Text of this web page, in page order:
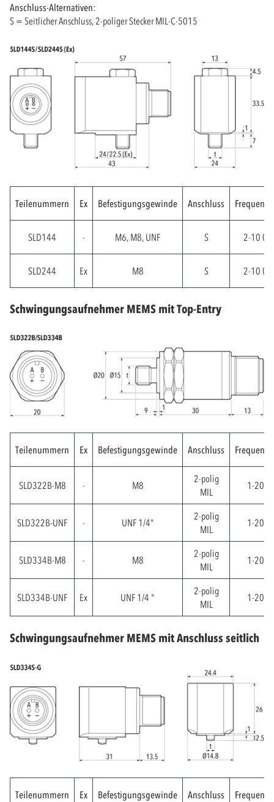
Anschluss-Alternativen:
S = Seitlicher Anschluss, 2-poliger Stecker MIL-C-5015
Teilenummern Ex Befestigungsgewinde Anschluss
SLD144 - M6, M8, UNF S 2-10
SLD244 Ex M8 S 2-10
Schwingungsaufnehmer MEMS mit Top-Entry
Teilenummern Ex Befestigungsgewinde Anschluss
SLD322B-M8 - M8
2-polig
MIL
1-
SLD322B-UNF - UNF 1/4"
2-polig
MIL
1-
SLD334B-M8 - M8
2-polig
MIL
1-
SLD334B-UNF Ex UNF 1/4 "
2-polig
MIL
1-
Schwingungsaufnehmer MEMS mit Anschluss seitlich
Teilenummern Ex Befestigungsgewinde Anschluss